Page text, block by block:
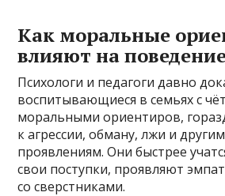
Как моральные
влияют на
Психологи и педагоги давно
воспитывающиеся в семьях с
моральными ориентиров,
к агрессии, обману, лжи и
проявлениям. Они быстрее
свои поступки, проявляют
со сверстниками.